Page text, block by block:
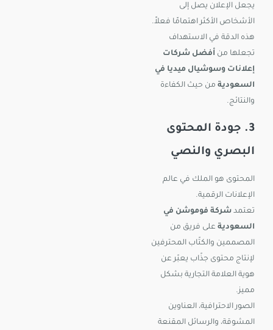
يجعل الإعلان يصل إلى
الأشخاص الأكثر اهتمامًا فعلاً.
هذه الدقة في الاستهداف
تجعلها من أفضل شركات
إعلانات وسوشيال ميديا في
السعودية من حيث الكفاءة
والنتائج.
3. جودة المحتوى
البصري والنصي
المحتوى هو الملك في عالم
الإعلانات الرقمية.
تعتمد شركة فوموشن في
السعودية على فريق من
المصممين والكتّاب المحترفين
لإنتاج محتوى جذّاب يعبّر عن
هوية العلامة التجارية بشكل
مميز.
الصور الاحترافية، العناوين
المشوقة، والرسائل المقنعة